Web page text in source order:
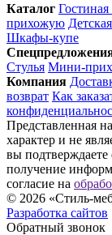
Каталог
прихожую
Шкафы-купе
Стулья Мини-
Компания
возврат Как
Представленная
характер и не
вы подтверждаете
получение
согласие на
© 2026 «Стиль-
Разработка сайтов
Обратный звонок